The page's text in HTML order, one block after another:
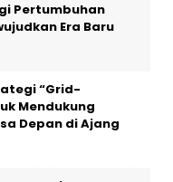
Pertumbuhan
Era Baru
“Grid-
Mendukung
Depan di Ajang